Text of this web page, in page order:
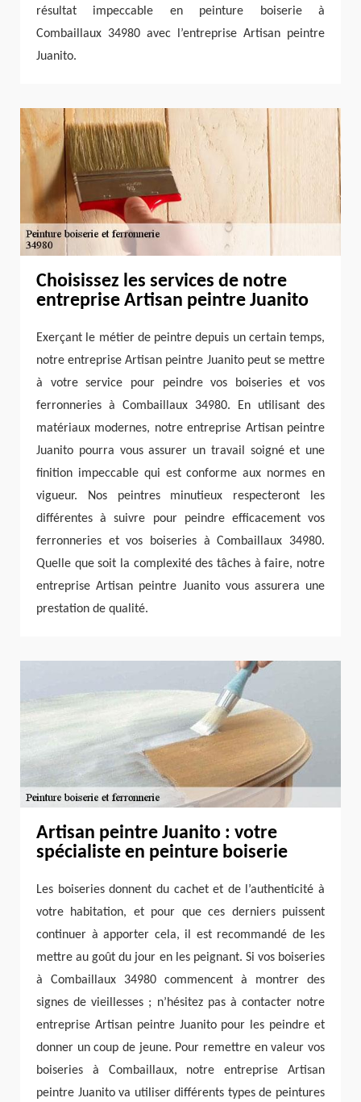
résultat impeccable en peinture boiserie à
Combaillaux 34980 avec l’entreprise Artisan peintre
Juanito.
Choisissez les services de notre
entreprise Artisan peintre Juanito
Exerçant le métier de peintre depuis un certain temps,
notre entreprise Artisan peintre Juanito peut se mettre
à votre service pour peindre vos boiseries et vos
ferronneries à Combaillaux 34980. En utilisant des
matériaux modernes, notre entreprise Artisan peintre
Juanito pourra vous assurer un travail soigné et une
finition impeccable qui est conforme aux normes en
vigueur. Nos peintres minutieux respecteront les
différentes à suivre pour peindre efficacement vos
ferronneries et vos boiseries à Combaillaux 34980.
Quelle que soit la complexité des tâches à faire, notre
entreprise Artisan peintre Juanito vous assurera une
prestation de qualité.
Artisan peintre Juanito : votre
spécialiste en peinture boiserie
Les boiseries donnent du cachet et de l’authenticité à
votre habitation, et pour que ces derniers puissent
continuer à apporter cela, il est recommandé de les
mettre au goût du jour en les peignant. Si vos boiseries
à Combaillaux 34980 commencent à montrer des
signes de vieillesses ; n’hésitez pas à contacter notre
entreprise Artisan peintre Juanito pour les peindre et
donner un coup de jeune. Pour remettre en valeur vos
boiseries à Combaillaux, notre entreprise Artisan
peintre Juanito va utiliser différents types de peintures